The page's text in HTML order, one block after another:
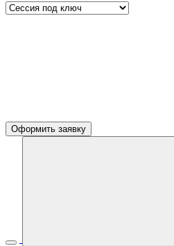
Оформить заявку